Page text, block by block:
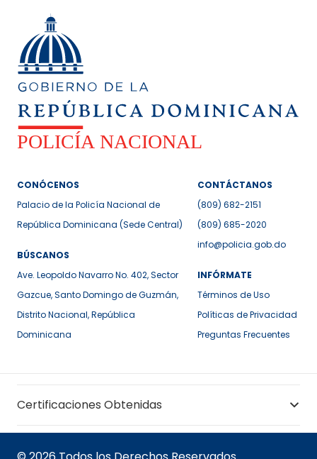
CONÓCENOS
Palacio de la Policía Nacional de
República Dominicana (Sede Central)
BÚSCANOS
Ave. Leopoldo Navarro No. 402, Sector
Gazcue, Santo Domingo de Guzmán,
Distrito Nacional, República
Dominicana
CONTÁCTANOS
(809) 682-2151
(809) 685-2020
info@policia.gob.do
INFÓRMATE
Términos de Uso
Políticas de Privacidad
Preguntas Frecuentes
Certificaciones Obtenidas